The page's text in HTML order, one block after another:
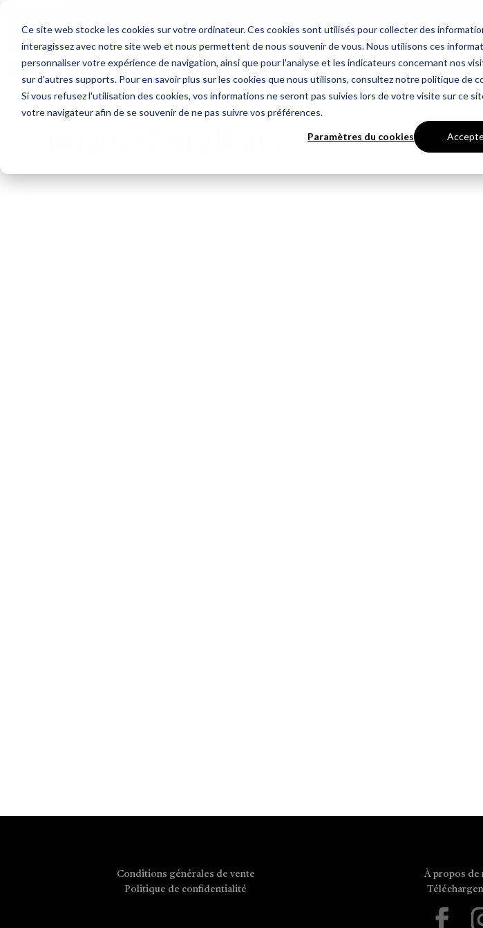
Ce site web stocke les cookies sur votre ordinateur. Ces cookies sont utilisés pour collecter des
interagissez avec notre site web et nous permettent de nous souvenir de vous. Nous utilisons ces
personnaliser votre expérience de navigation, ainsi que pour l'analyse et les indicateurs concernant nos
sur d'autres supports. Pour en savoir plus sur les cookies que nous utilisons, consultez notre politique de
Si vous refusez l'utilisation des cookies, vos informations ne seront pas suivies lors de votre visite sur ce
votre navigateur afin de se souvenir de ne pas suivre vos préférences.
Paramètres du cookies
Boutique
Conditions générales de vente
Politique de confidentialité
À propos de